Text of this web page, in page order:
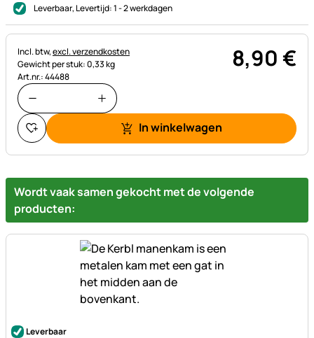
Leverbaar, Levertijd:1 - 2 werkdagen
Belastinginformatie:
Incl. btw,excl. verzendkosten
Gewicht per stuk: 0,33 kg
Art.nr.: 44488
8,90€
In winkelwagen
Wordt vaak samen gekocht met de volgende
producten:
Nog geen beoordelingen geplaatst
Leverbaar